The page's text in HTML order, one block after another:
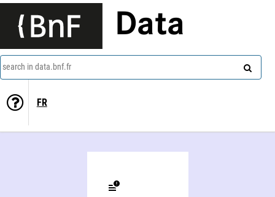
Data
search in data.bnf.fr
FR